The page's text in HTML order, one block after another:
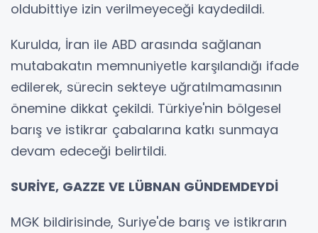
oldubittiye izin verilmeyeceği kaydedildi.
Kurulda, İran ile ABD arasında sağlanan
mutabakatın memnuniyetle karşılandığı ifade
edilerek, sürecin sekteye uğratılmamasının
önemine dikkat çekildi. Türkiye'nin bölgesel
barış ve istikrar çabalarına katkı sunmaya
devam edeceği belirtildi.
SURİYE, GAZZE VE LÜBNAN GÜNDEMDEYDİ
MGK bildirisinde, Suriye'de barış ve istikrarın